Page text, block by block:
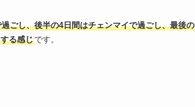
ごし、後半の4日間はチェンマイで過ごし、最後の
る感じです。